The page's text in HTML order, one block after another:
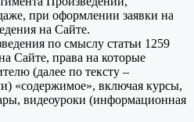
при оформлении заявки на
на Сайте.
по смыслу статьи 1259
Сайте, права на которые
(далее по тексту –
«содержимое», включая курсы,
видеоуроки (информационная